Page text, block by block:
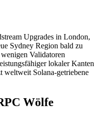
Upgrades in London,
Sydney Region bald zu
Validatoren
lokaler Kanten
weltweit Solana-getriebene
Wölfe